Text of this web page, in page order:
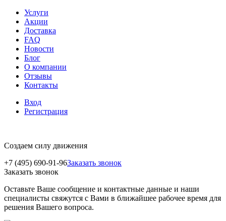
Услуги
Акции
Доставка
FAQ
Новости
Блог
О компании
Отзывы
Контакты
Вход
Регистрация
Создаем силу движения
+7 (495) 690-91-96Заказать звонок
Заказать звонок
Оставьте Ваше сообщение и контактные данные и наши
специалисты свяжутся с Вами в ближайшее рабочее время для
решения Вашего вопроса.